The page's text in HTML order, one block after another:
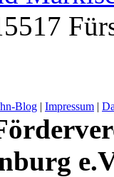
Blog | Impressum |